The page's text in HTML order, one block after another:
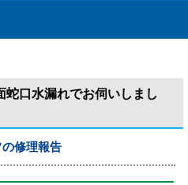
蛇口水漏れでお伺いしまし
の修理報告